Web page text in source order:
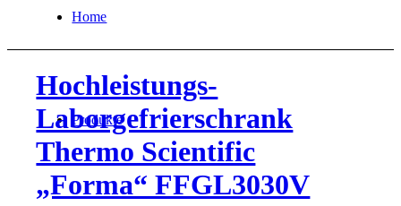
Home
Produkte
Hochleistungs-
Laborgefrierschrank
Thermo Scientific
„Forma“ FFGL3030V